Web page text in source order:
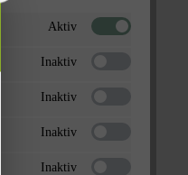
Aktiv
Inaktiv
Inaktiv
Inaktiv
Inaktiv